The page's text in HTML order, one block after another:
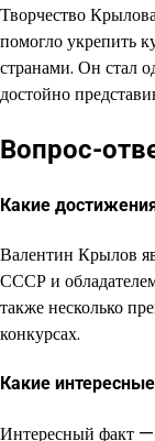
Творчество
помогло укрепить
странами. Он стал
достойно
Вопрос-
Какие
Валентин Крылов
СССР и
также несколько
конкурсах.
Какие
Интересный факт